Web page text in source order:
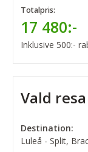
Totalpris:
17 480:-
Inklusive 500:-
Vald resa
Destination:
Luleå - Split,